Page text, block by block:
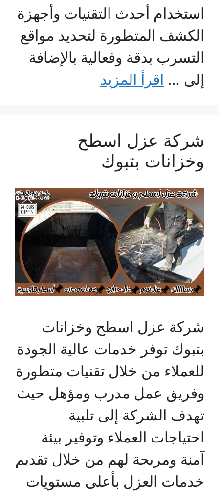
استخدام أحدث التقنيات وأجهزة
الكشف المتطورة لتحديد مواقع
التسرب بدقة وفعالية بالإضافة
إلى … اقرأ المزيد
شركة عزل اسطح
وخزانات بتبوك
شركة عزل اسطح وخزانات
بتبوك توفر خدمات عالية الجودة
للعملاء من خلال تقنيات متطورة
وفريق عمل مدرب ومؤهل حيث
تهدف الشركة إلى تلبية
احتياجات العملاء وتوفير بيئة
آمنة ومريحة لهم من خلال تقديم
خدمات العزل بأعلى مستويات